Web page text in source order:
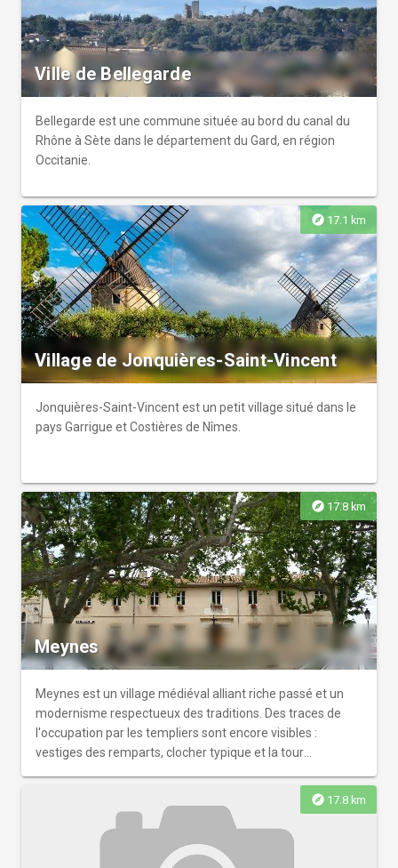
Ville de Bellegarde
Bellegarde est une commune située au bord du canal du
Rhône à Sète dans le département du Gard, en région
Occitanie.
explore 17.1 km
Village de Jonquières-Saint-Vincent
Jonquières-Saint-Vincent est un petit village situé dans le
pays Garrigue et Costières de Nîmes.
explore 17.8 km
Meynes
Meynes est un village médiéval alliant riche passé et un
modernisme respectueux des traditions. Des traces de
l'occupation par les templiers sont encore visibles :
vestiges des remparts, clocher typique et la tour
explore 17.8 km